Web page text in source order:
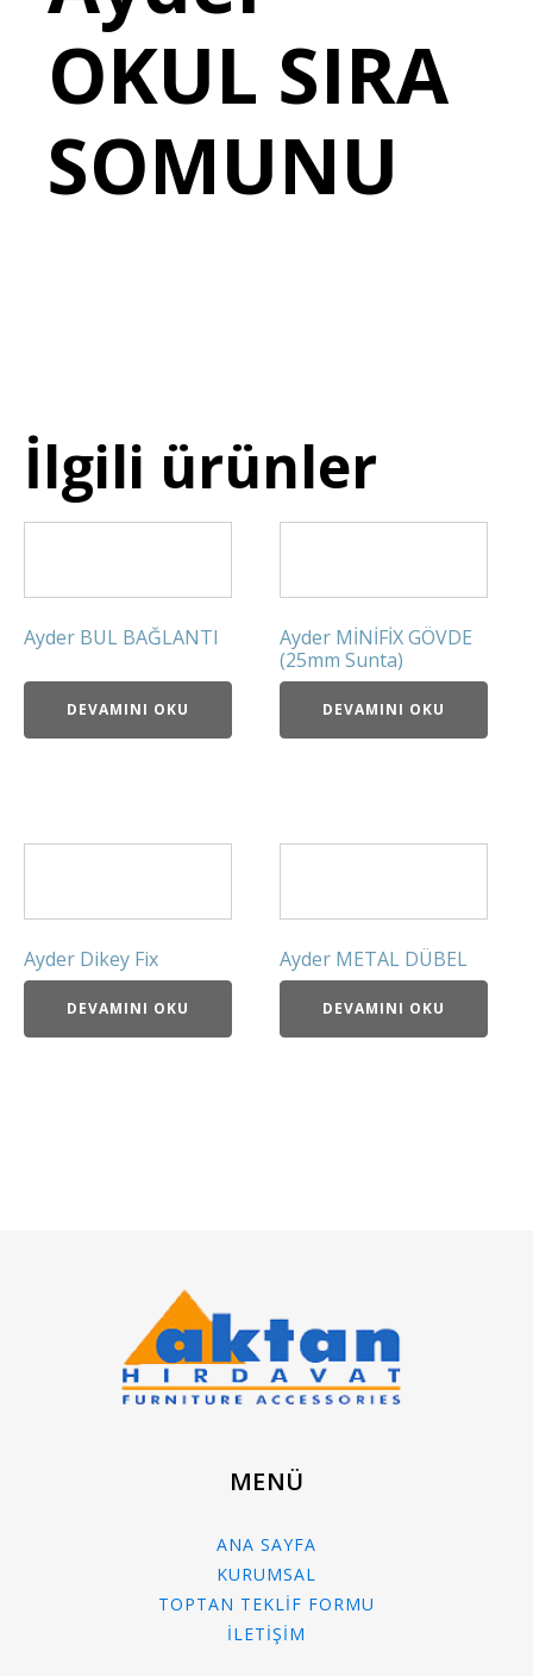
OKUL SIRA
SOMUNU
İlgili ürünler
Ayder BUL BAĞLANTI
DEVAMINI OKU
Ayder MİNİFİX GÖVDE
(25mm Sunta)
DEVAMINI OKU
Ayder Dikey Fix
DEVAMINI OKU
Ayder METAL DÜBEL
DEVAMINI OKU
MENÜ
ANA SAYFA
KURUMSAL
TOPTAN TEKLİF FORMU
İLETİŞİM